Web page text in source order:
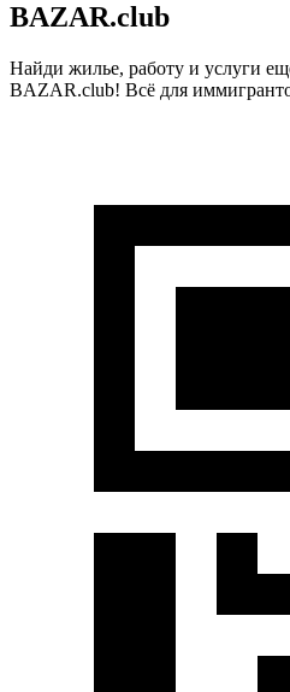
BAZAR.club
Найди жилье, работу и услуги
BAZAR.club! Всё для